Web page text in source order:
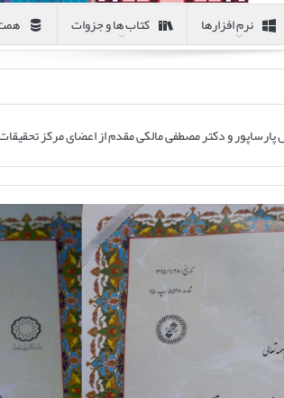
نرم افزارها کتاب ها و جزوات
پارساپور و دکتر مصطفی مالکی مقدم از اعضای مرکز